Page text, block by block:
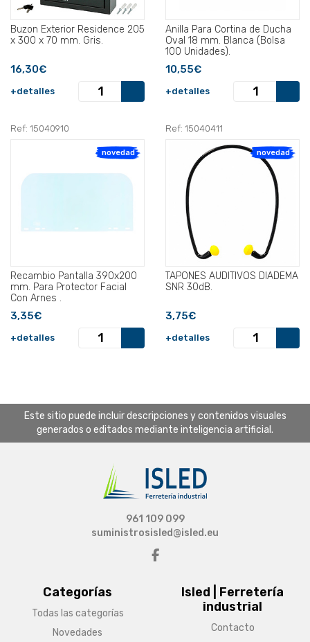
Buzon Exterior Residence 205
x 300 x 70 mm. Gris.
16,30€
+detalles
Anilla Para Cortina de Ducha
Oval 18 mm. Blanca (Bolsa
100 Unidades).
10,55€
+detalles
Ref: 15040910
novedad
Recambio Pantalla 390x200
mm. Para Protector Facial
Con Arnes .
3,35€
+detalles
Ref: 15040411
novedad
TAPONES AUDITIVOS DIADEMA
SNR 30dB.
3,75€
+detalles
Este sitio puede incluir descripciones y contenidos visuales
generados o editados mediante inteligencia artificial.
Categorías
Todas las categorías
Novedades
Isled | Ferretería
industrial
Contacto
961 109 099
suministrosisled@isled.eu